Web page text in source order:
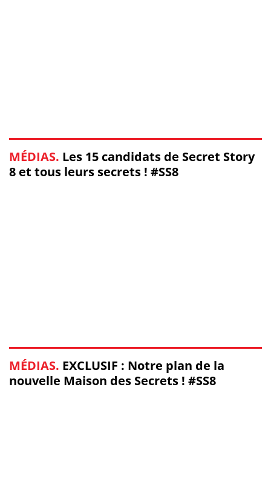
MÉDIAS. Les 15 candidats de Secret Story
8 et tous leurs secrets ! #SS8
MÉDIAS. EXCLUSIF : Notre plan de la
nouvelle Maison des Secrets ! #SS8